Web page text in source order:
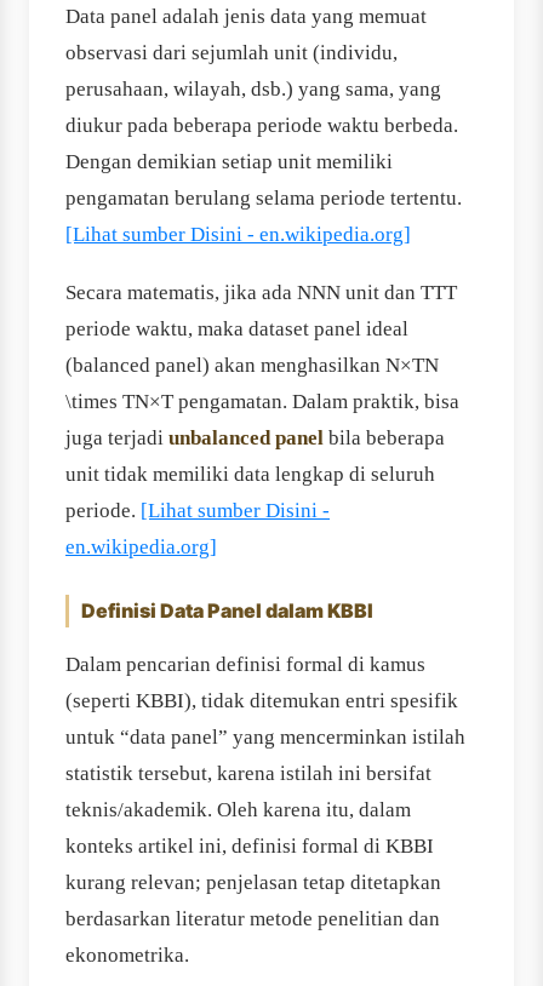
Data panel adalah jenis data yang memuat
observasi dari sejumlah unit (individu,
perusahaan, wilayah, dsb.) yang sama, yang
diukur pada beberapa periode waktu berbeda.
Dengan demikian setiap unit memiliki
pengamatan berulang selama periode tertentu.
[Lihat sumber Disini - en.wikipedia.org]
Secara matematis, jika ada NNN unit dan TTT
periode waktu, maka dataset panel ideal
(balanced panel) akan menghasilkan N×TN
\times TN×T pengamatan. Dalam praktik, bisa
juga terjadi unbalanced panel bila beberapa
unit tidak memiliki data lengkap di seluruh
periode. [Lihat sumber Disini -
en.wikipedia.org]
Definisi Data Panel dalam KBBI
Dalam pencarian definisi formal di kamus
(seperti KBBI), tidak ditemukan entri spesifik
untuk “data panel” yang mencerminkan istilah
statistik tersebut, karena istilah ini bersifat
teknis/akademik. Oleh karena itu, dalam
konteks artikel ini, definisi formal di KBBI
kurang relevan; penjelasan tetap ditetapkan
berdasarkan literatur metode penelitian dan
ekonometrika.